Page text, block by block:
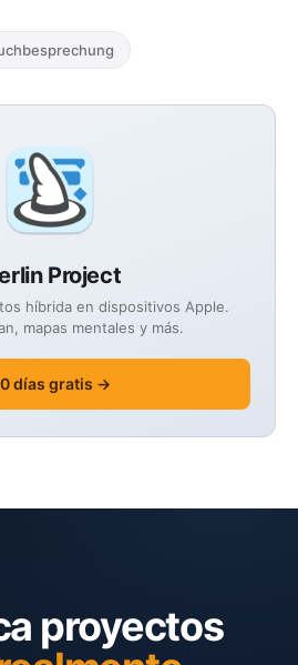
Project
híbrida en dispositivos Apple.
mapas mentales y más.
días gratis →
proyectos